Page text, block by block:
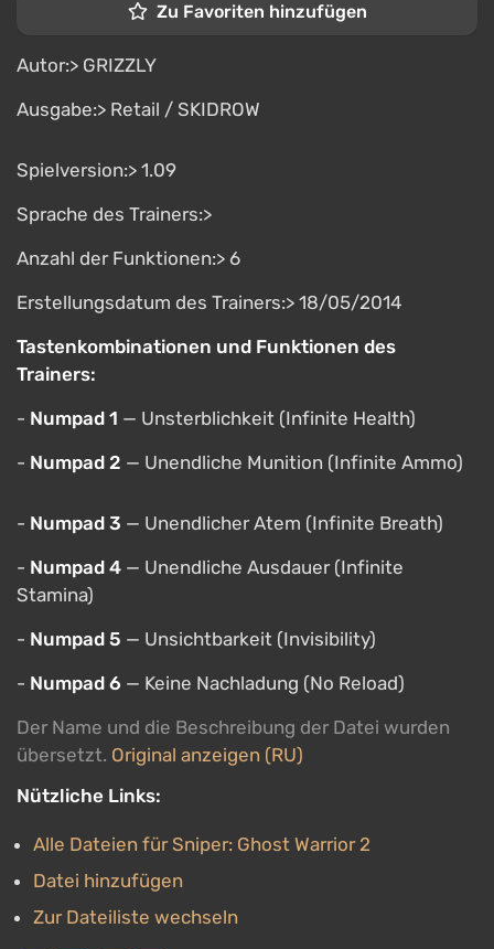
Zu Favoriten hinzufügen
Autor:> GRIZZLY
Ausgabe:> Retail / SKIDROW
Spielversion:> 1.09
Sprache des Trainers:>
Anzahl der Funktionen:> 6
Erstellungsdatum des Trainers:> 18/05/2014
Tastenkombinationen und Funktionen des
Trainers:
- Numpad 1 — Unsterblichkeit (Infinite Health)
- Numpad 2 — Unendliche Munition (Infinite Ammo)
- Numpad 3 — Unendlicher Atem (Infinite Breath)
- Numpad 4 — Unendliche Ausdauer (Infinite
Stamina)
- Numpad 5 — Unsichtbarkeit (Invisibility)
- Numpad 6 — Keine Nachladung (No Reload)
Der Name und die Beschreibung der Datei wurden
übersetzt. Original anzeigen (RU)
Nützliche Links:
Alle Dateien für Sniper: Ghost Warrior 2
Datei hinzufügen
Zur Dateiliste wechseln